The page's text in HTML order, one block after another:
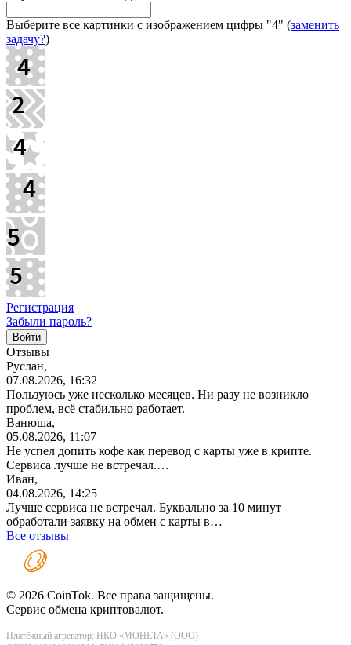
Выберите все картинки с изображением цифры "4" (заменить
задачу?)
Регистрация
Забыли пароль?
Отзывы
Руслан,
07.08.2026, 16:32
Пользуюсь уже несколько месяцев. Ни разу не возникло
проблем, всё стабильно работает.
Ванюша,
05.08.2026, 11:07
Не успел допить кофе как перевод с карты уже в крипте.
Сервиса лучше не встречал.…
Иван,
04.08.2026, 14:25
Лучше сервиса не встречал. Буквально за 10 минут
обработали заявку на обмен с карты в…
Все отзывы
© 2026 CoinTok. Все права защищены.
Сервис обмена криптовалют.
Платёжный агрегатор: НКО «МОНЕТА» (ООО)